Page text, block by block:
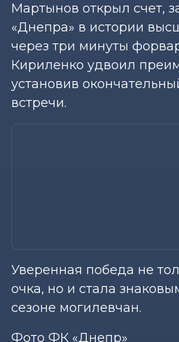
Мартынов открыл счет,
«Днепра» в истории
через три минуты
Кириленко удвоил
установив
встречи.
Уверенная победа не
очка, но и стала
сезоне могилевчан.
Фото ФК «Днепр»